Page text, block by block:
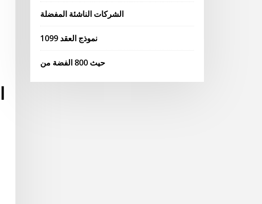
الشركات الناشئة المفضلة
نموذج العقد 1099
حيث 800 الفضة من